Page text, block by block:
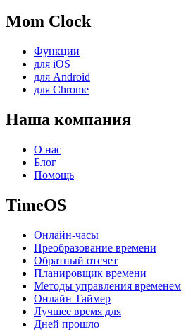
Mom Clock
Функции
для iOS
для Android
для Chrome
Наша компания
О нас
Блог
Помощь
TimeOS
Онлайн-часы
Преобразование времени
Обратный отсчет
Планировщик времени
Методы управления временем
Онлайн Таймер
Лучшее время для
Дней прошло